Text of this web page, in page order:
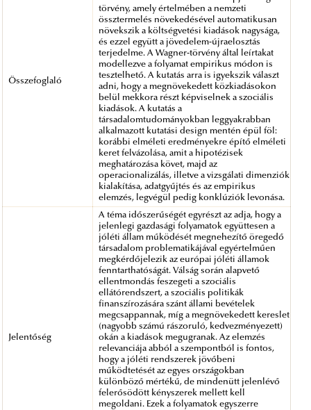
Összefoglaló
törvény, amely értelmében a nemzeti
össztermelés növekedésével automatikusan
növekszik a költségvetési kiadások nagysága,
és ezzel együtt a jövedelem-újraelosztás
terjedelme. A Wagner-törvény által leírtakat
modellezve a folyamat empirikus módon is
tesztelhető. A kutatás arra is igyekszik választ
adni, hogy a megnövekedett közkiadásokon
belül mekkora részt képviselnek a szociális
kiadások. A kutatás a
társadalomtudományokban leggyakrabban
alkalmazott kutatási design mentén épül föl:
korábbi elméleti eredményekre építő elméleti
keret felvázolása, amit a hipotézisek
meghatározása követ, majd az
operacionalizálás, illetve a vizsgálati dimenziók
kialakítása, adatgyűjtés és az empirikus
elemzés, legvégül pedig konklúziók levonása.
Jelentőség
A téma időszerűségét egyrészt az adja, hogy a
jelenlegi gazdasági folyamatok együttesen a
jóléti állam működését megnehezítő öregedő
társadalom problematikájával egyértelműen
megkérdőjelezik az európai jóléti államok
fenntarthatóságát. Válság során alapvető
ellentmondás feszegeti a szociális
ellátórendszert, a szociális politikák
finanszírozására szánt állami bevételek
megcsappannak, míg a megnövekedett kereslet
(nagyobb számú rászoruló, kedvezményezett)
okán a kiadások megugranak. Az elemzés
relevanciája abból a szempontból is fontos,
hogy a jóléti rendszerek jövőbeni
működtetését az egyes országokban
különböző mértékű, de mindenütt jelenlévő
felerősödött kényszerek mellett kell
megoldani. Ezek a folyamatok egyszerre